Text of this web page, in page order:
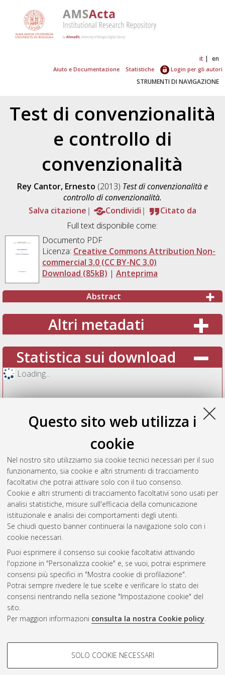
Questo sito web utilizza i
cookie
Nel nostro sito utilizziamo sia cookie tecnici necessari per il suo
funzionamento, sia cookie e altri strumenti di tracciamento
facoltativi che potrai attivare solo con il tuo consenso.
Cookie e altri strumenti di tracciamento facoltativi sono usati per
analisi statistiche, misure sull'efficacia della comunicazione
istituzionale e analisi dei comportamenti degli utenti.
Se chiudi questo banner continuerai la navigazione solo con i
cookie necessari.
Puoi esprimere il consenso sui cookie facoltativi attivando
l'opzione in "Personalizza cookie" e, se vuoi, potrai esprimere
consensi più specifici in "Mostra cookie di profilazione".
Potrai sempre rivedere le tue scelte e verificare lo stato dei
consensi rientrando nella sezione "Impostazione cookie" del
sito.
Per maggiori informazioni consulta la nostra Cookie policy.
COOKIE DI PROFILAZIONE -
SOLO COOKIE NECESSARI
it en
Aiuto e Documentazione Statistiche Login per gli autori
STRUMENTI DI NAVIGAZIONE
Test di convenzionalità
e controllo di
convenzionalità
Rey Cantor, Ernesto (2013) Test di convenzionalità e
controllo di convenzionalità.
Salva citazione
Condividi
Citato da
Full text disponibile come:
Documento PDF
Licenza: Creative Commons Attribution Non-
commercial 3.0 (CC BY-NC 3.0)
Download (85kB) | Anteprima
Abstract
Altri metadati
Statistica sui download
Loading...
Vedi altre statistiche
Gestione del documento:
Atom
Rss
2.0
AMS Acta
ISSN: 2038-7954
re3data.org -
doi.org/10.17616/R3P19R
Servizio implementato e
Impostazioni Cookie
repository